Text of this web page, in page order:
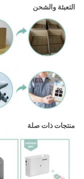
التعبئة والشحن
منتجات ذات صلة